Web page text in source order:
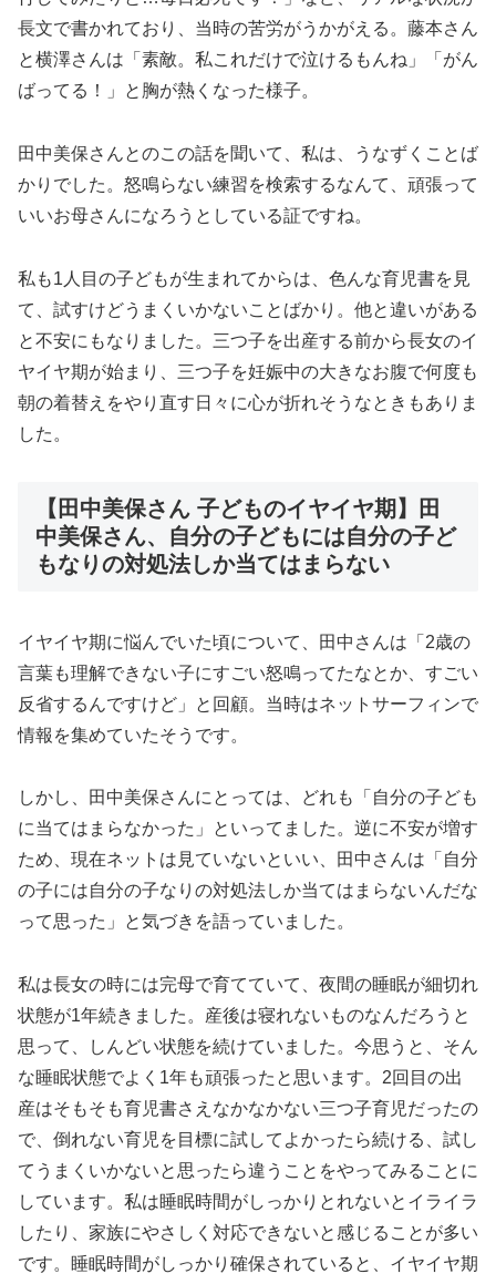
長文で書かれており、当時の苦労がうかがえる。藤本さん
と横澤さんは「素敵。私これだけで泣けるもんね」「がん
ばってる！」と胸が熱くなった様子。
田中美保さんとのこの話を聞いて、私は、うなずくことば
かりでした。怒鳴らない練習を検索するなんて、頑張って
いいお母さんになろうとしている証ですね。
私も1人目の子どもが生まれてからは、色んな育児書を見
て、試すけどうまくいかないことばかり。他と違いがある
と不安にもなりました。三つ子を出産する前から長女のイ
ヤイヤ期が始まり、三つ子を妊娠中の大きなお腹で何度も
朝の着替えをやり直す日々に心が折れそうなときもありま
した。
【田中美保さん 子どものイヤイヤ期】田
中美保さん、自分の子どもには自分の子ど
もなりの対処法しか当てはまらない
イヤイヤ期に悩んでいた頃について、田中さんは「2歳の
言葉も理解できない子にすごい怒鳴ってたなとか、すごい
反省するんですけど」と回顧。当時はネットサーフィンで
情報を集めていたそうです。
しかし、田中美保さんにとっては、どれも「自分の子ども
に当てはまらなかった」といってました。逆に不安が増す
ため、現在ネットは見ていないといい、田中さんは「自分
の子には自分の子なりの対処法しか当てはまらないんだな
って思った」と気づきを語っていました。
私は長女の時には完母で育てていて、夜間の睡眠が細切れ
状態が1年続きました。産後は寝れないものなんだろうと
思って、しんどい状態を続けていました。今思うと、そん
な睡眠状態でよく1年も頑張ったと思います。2回目の出
産はそもそも育児書さえなかなかない三つ子育児だったの
で、倒れない育児を目標に試してよかったら続ける、試し
てうまくいかないと思ったら違うことをやってみることに
しています。私は睡眠時間がしっかりとれないとイライラ
したり、家族にやさしく対応できないと感じることが多い
です。睡眠時間がしっかり確保されていると、イヤイヤ期